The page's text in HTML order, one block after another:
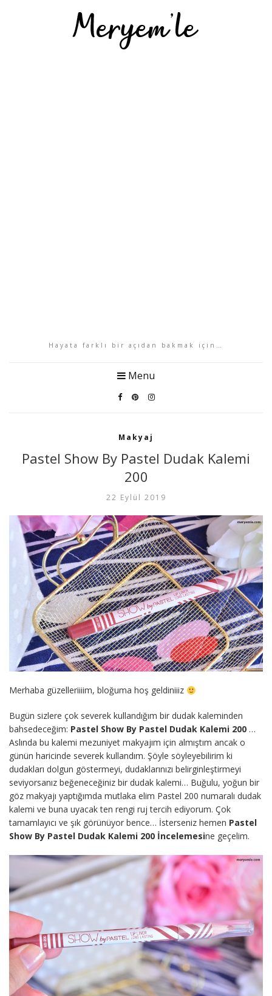
Hayata farklı bir açıdan bakmak için…
Menu
Makyaj
Pastel Show By Pastel Dudak Kalemi
200
22 Eylül 2019
Merhaba güzelleriiiim, bloğuma hoş geldiniiiz
Bugün sizlere çok severek kullandığım bir dudak kaleminden
bahsedeceğim: Pastel Show By Pastel Dudak Kalemi 200 …
Aslında bu kalemi mezuniyet makyajım için almıştım ancak o
günün haricinde severek kullandım. Şöyle söyleyebilirim ki
dudakları dolgun göstermeyi, dudaklarınızı belirginleştirmeyi
seviyorsanız beğeneceğiniz bir dudak kalemi… Buğulu, yoğun bir
göz makyajı yaptığımda mutlaka elim Pastel 200 numaralı dudak
kalemi ve buna uyacak ten rengi ruj tercih ediyorum. Çok
tamamlayıcı ve şık görünüyor bence… İsterseniz hemen Pastel
Show By Pastel Dudak Kalemi 200 İncelemesine geçelim.